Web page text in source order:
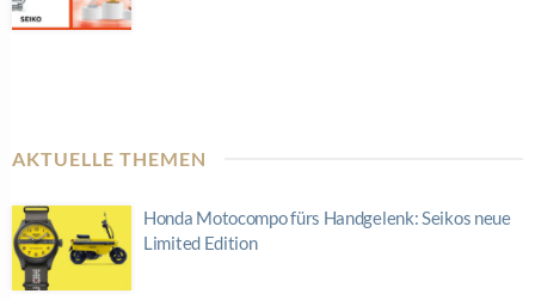
AKTUELLE THEMEN
Honda Motocompo fürs Handgelenk: Seikos neue
Limited Edition